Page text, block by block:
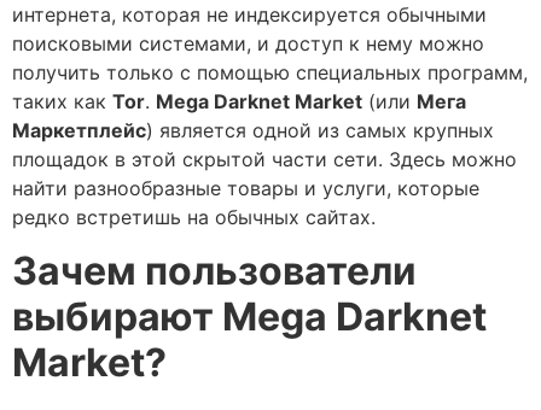
интернета, которая не индексируется обычными
поисковыми системами, и доступ к нему можно
получить только с помощью специальных программ,
таких как Tor. Mega Darknet Market (или Мега
Маркетплейс) является одной из самых крупных
площадок в этой скрытой части сети. Здесь можно
найти разнообразные товары и услуги, которые
редко встретишь на обычных сайтах.
Зачем пользователи
выбирают Mega Darknet
Market?